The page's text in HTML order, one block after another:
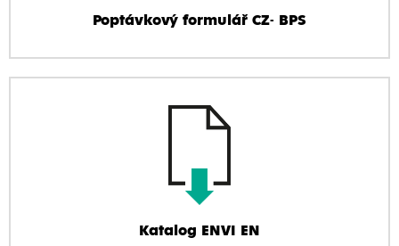
Poptávkový formulář CZ- BPS
Katalog ENVI EN